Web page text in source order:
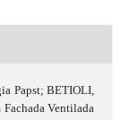
Papst; BETIOLI,
Ventilada